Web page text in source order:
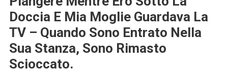
Doccia E Mia Moglie Guardava La
TV – Quando Sono Entrato Nella
Sua Stanza, Sono Rimasto
Scioccato.